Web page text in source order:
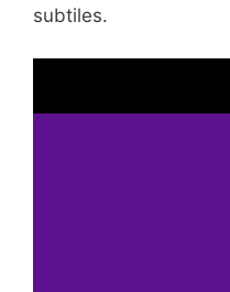
subtiles.